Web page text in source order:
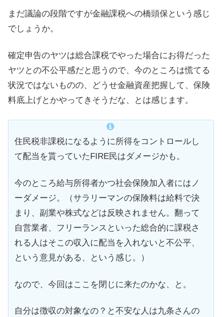
まだ議論の段階ですが金融課税への橋頭保という感じ
でしょうか。
確定申告のヤツは総合課税でやった場合にお得だった
ヤツとの不公平感だと思うので、今のところは慌てる
状況ではないものの、どうせ金融資産把握して、保険
料底上げとかやってきそうだな、とは感じます。
住民税非課税になるように所得をコントロールし
て配当を貰っていたFIRE民はダメージかも。
今のところ給与所得者かつ社会保険加入者にはノ
ーダメージ。（サラリーマンの保険料は給料で決
まり、副業や株式などは反映されません。翻って
自営業者、フリーランスといった総合的に課税さ
れる人はそこの収入に配当を入れないと不公平、
という意見がある、という感じ。）
なので、今回はここを閉じに来たのかな、と。
自分は徴収の対象なの？と不安な人は九条さんの